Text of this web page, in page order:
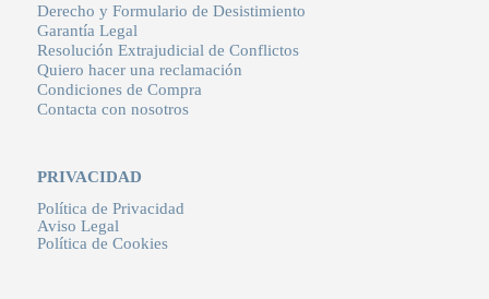
Derecho y Formulario de Desistimiento
Garantía Legal
Resolución Extrajudicial de Conflictos
Quiero hacer una reclamación
Condiciones de Compra
Contacta con nosotros
PRIVACIDAD
Política de Privacidad
Aviso Legal
Política de Cookies